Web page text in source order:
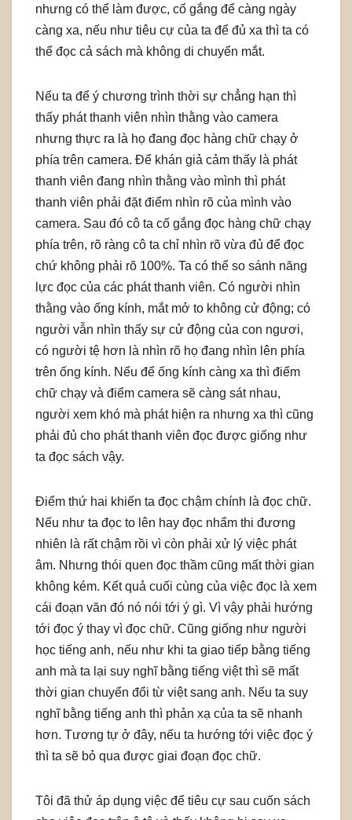
nhưng có thể làm được, cố gắng để càng ngày
càng xa, nếu như tiêu cự của ta để đủ xa thì ta có
thể đọc cả sách mà không di chuyển mắt.
Nếu ta để ý chương trình thời sự chẳng hạn thì
thấy phát thanh viên nhìn thằng vào camera
nhưng thực ra là họ đang đọc hàng chữ chạy ở
phía trên camera. Để khán giả cảm thấy là phát
thanh viên đang nhìn thằng vào mình thì phát
thanh viên phải đặt điểm nhìn rõ của mình vào
camera. Sau đó cô ta cố gắng đọc hàng chữ chạy
phía trên, rõ ràng cô ta chỉ nhìn rõ vừa đủ để đọc
chứ không phải rõ 100%. Ta có thể so sánh năng
lực đọc của các phát thanh viên. Có người nhìn
thằng vào ống kính, mắt mở to không cử động; có
người vẫn nhìn thấy sự cử động của con ngươi,
có người tệ hơn là nhìn rõ họ đang nhìn lên phía
trên ống kính. Nếu để ống kính càng xa thì điểm
chữ chạy và điểm camera sẽ càng sát nhau,
người xem khó mà phát hiện ra nhưng xa thì cũng
phải đủ cho phát thanh viên đọc được giống như
ta đọc sách vậy.
Điểm thứ hai khiến ta đọc chậm chính là đọc chữ.
Nếu như ta đọc to lên hay đọc nhẩm thi đương
nhiên là rất chậm rồi vì còn phải xử lý việc phát
âm. Nhưng thói quen đọc thầm cũng mất thời gian
không kém. Kết quả cuối cùng của việc đọc là xem
cái đoạn văn đó nó nói tới ý gì. Vì vậy phải hướng
tới đọc ý thay vì đọc chữ. Cũng giống như người
học tiếng anh, nếu như khi ta giao tiếp bằng tiếng
anh mà ta lại suy nghĩ bằng tiếng việt thì sẽ mất
thời gian chuyển đổi từ việt sang anh. Nếu ta suy
nghĩ bằng tiếng anh thì phản xạ của ta sẽ nhanh
hơn. Tương tự ở đây, nếu ta hướng tới việc đọc ý
thì ta sẽ bỏ qua được giai đoạn đọc chữ.
Tôi đã thử áp dụng việc để tiêu cự sau cuốn sách